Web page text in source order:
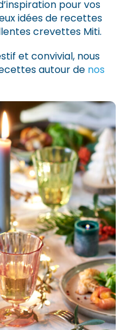
pour vos
idées de recettes
crevettes Miti.
et convivial, nous
autour de nos